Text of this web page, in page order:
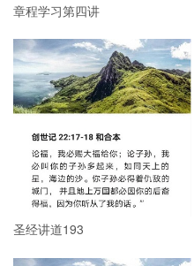
章程学习第四讲
圣经讲道193